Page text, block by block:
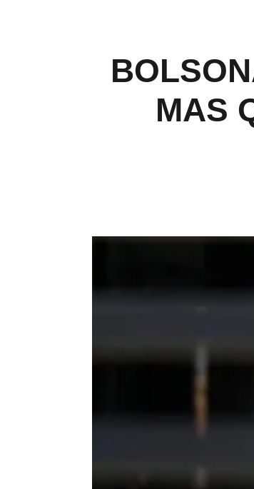
MAS